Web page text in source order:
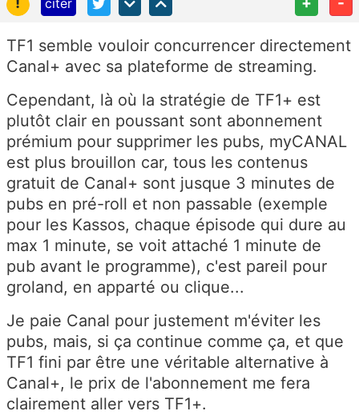
citer
TF1 semble vouloir concurrencer directement
Canal+ avec sa plateforme de streaming.
Cependant, là où la stratégie de TF1+ est
plutôt clair en poussant sont abonnement
prémium pour supprimer les pubs, myCANAL
est plus brouillon car, tous les contenus
gratuit de Canal+ sont jusque 3 minutes de
pubs en pré-roll et non passable (exemple
pour les Kassos, chaque épisode qui dure au
max 1 minute, se voit attaché 1 minute de
pub avant le programme), c'est pareil pour
groland, en apparté ou clique...
Je paie Canal pour justement m'éviter les
pubs, mais, si ça continue comme ça, et que
TF1 fini par être une véritable alternative à
Canal+, le prix de l'abonnement me fera
clairement aller vers TF1+.